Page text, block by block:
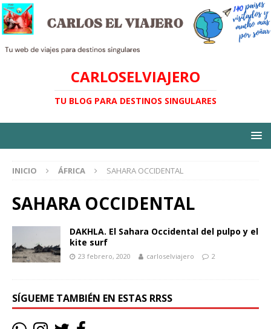
CARLOSELVIAJERO
TU BLOG PARA DESTINOS SINGULARES
INICIO ÁFRICA SAHARA OCCIDENTAL
SAHARA OCCIDENTAL
DAKHLA. El Sahara Occidental del pulpo y el
kite surf
23 febrero, 2020 carloselviajero 2
SÍGUEME TAMBIÉN EN ESTAS RRSS